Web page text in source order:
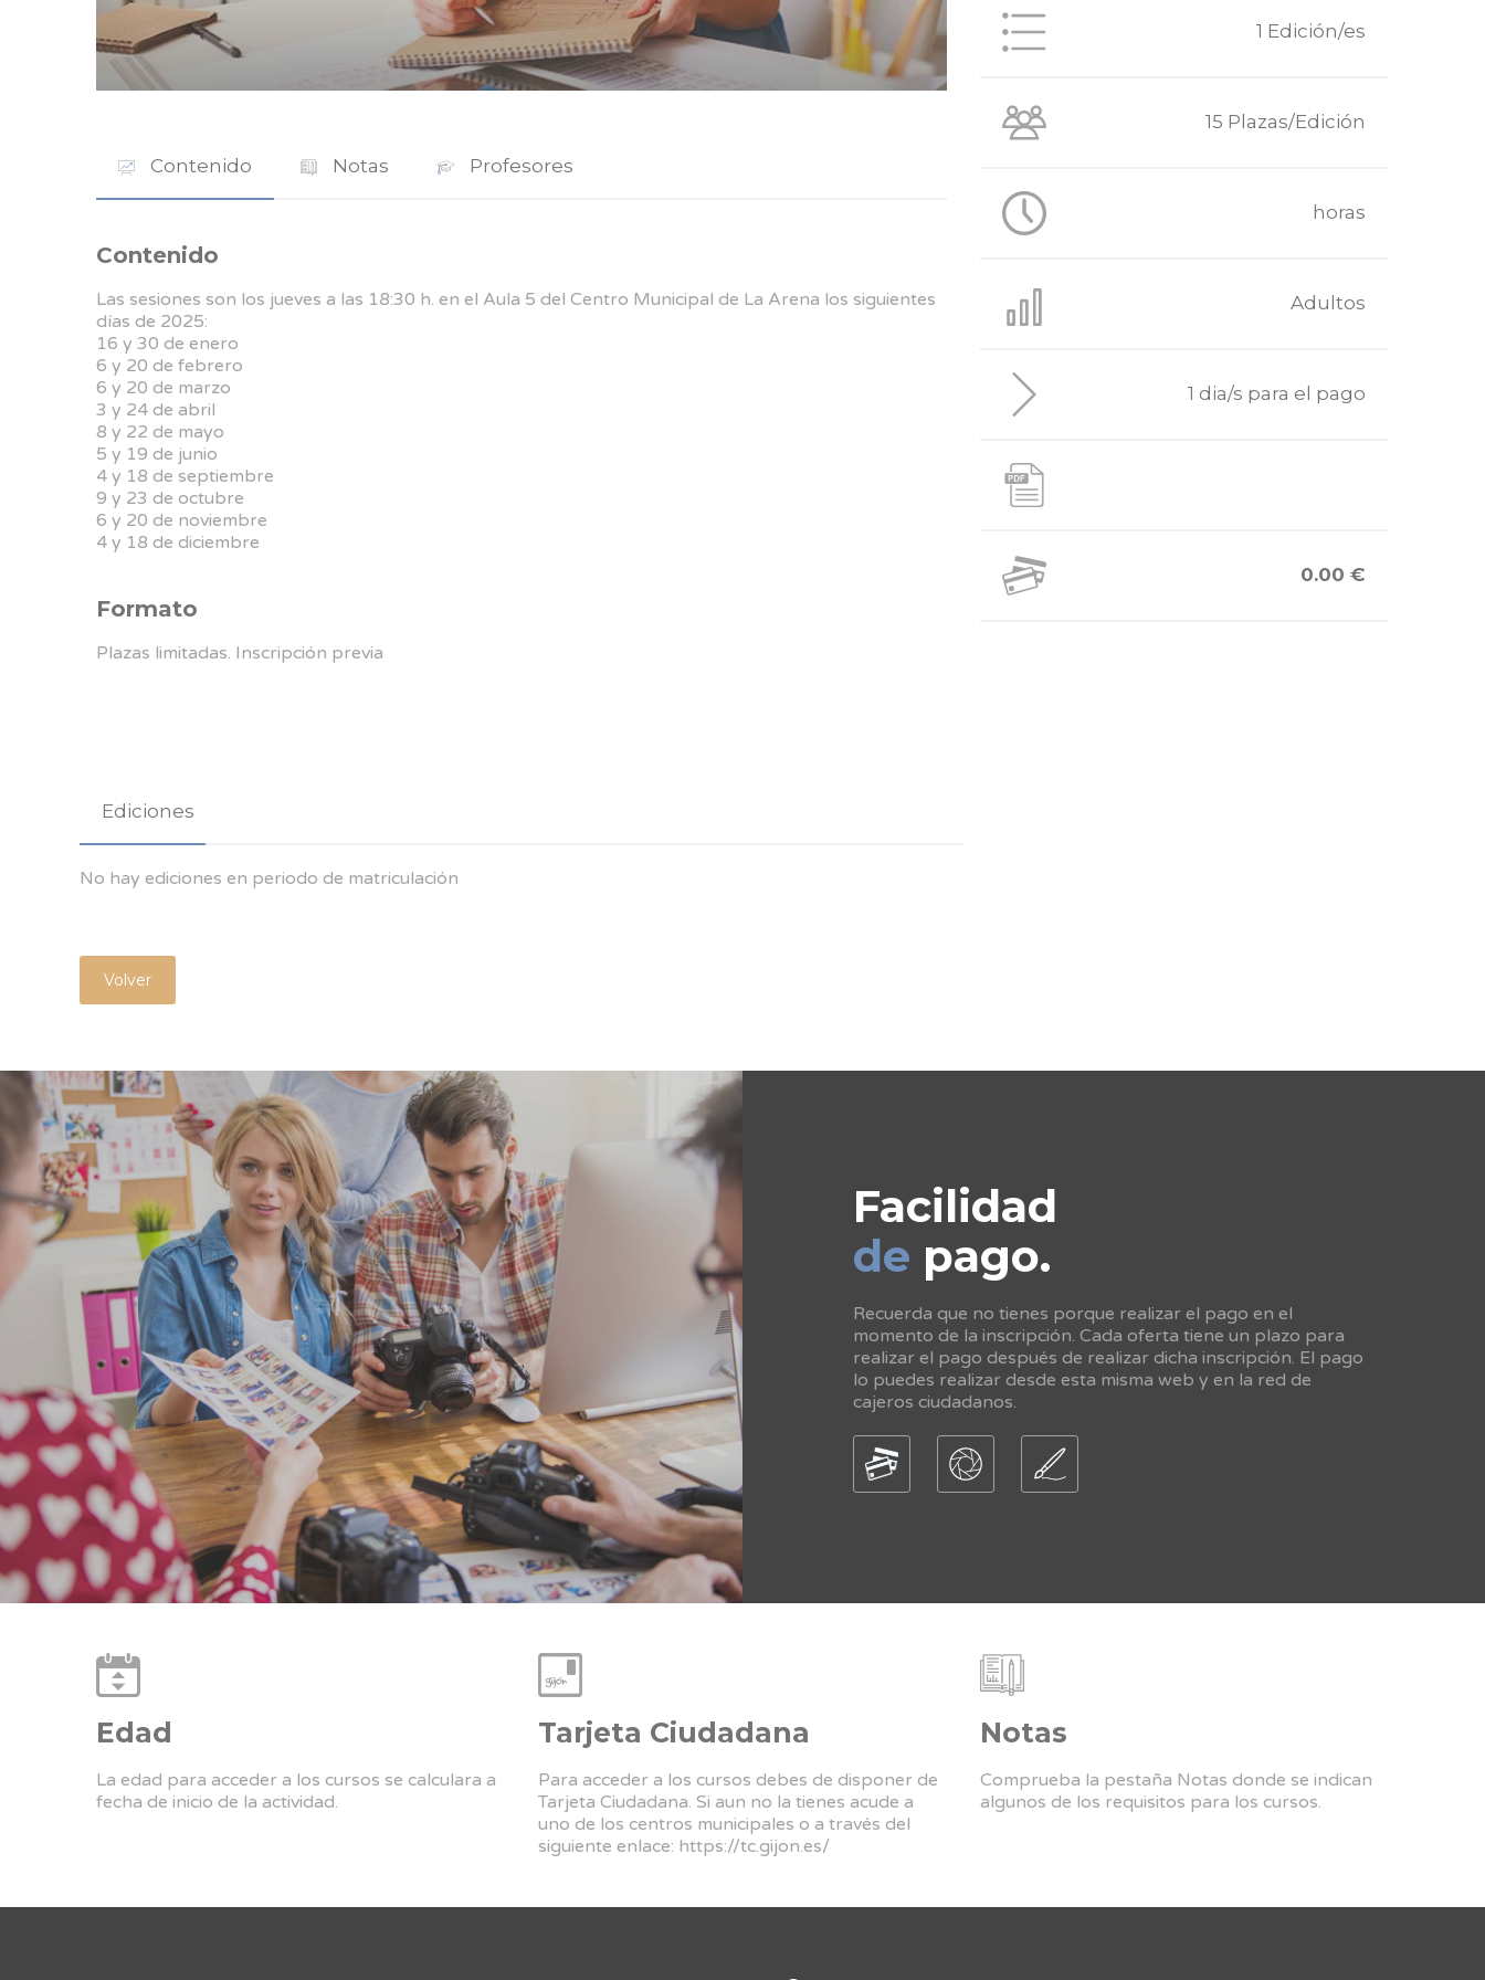
Contenido Notas Profesores
Contenido
Las sesiones son los jueves a las 18:30 h. en el Aula 5 del Centro Municipal de La Arena los siguientes
días de 2025:
16 y 30 de enero
6 y 20 de febrero
6 y 20 de marzo
3 y 24 de abril
8 y 22 de mayo
5 y 19 de junio
4 y 18 de septiembre
9 y 23 de octubre
6 y 20 de noviembre
4 y 18 de diciembre
Formato
Plazas limitadas. Inscripción previa
Ediciones
No hay ediciones en periodo de matriculación
1 Edición/es
15 Plazas/Edición
horas
Adultos
1 dia/s para el pago
0.00 €
Volver
Facilidad
de pago.
Recuerda que no tienes porque realizar el pago en el
momento de la inscripción. Cada oferta tiene un plazo para
realizar el pago después de realizar dicha inscripción. El pago
lo puedes realizar desde esta misma web y en la red de
cajeros ciudadanos.
Edad
La edad para acceder a los cursos se calculara a
fecha de inicio de la actividad.
Tarjeta Ciudadana
Para acceder a los cursos debes de disponer de
Tarjeta Ciudadana. Si aun no la tienes acude a
uno de los centros municipales o a través del
siguiente enlace: https://tc.gijon.es/
Notas
Comprueba la pestaña Notas donde se indican
algunos de los requisitos para los cursos.